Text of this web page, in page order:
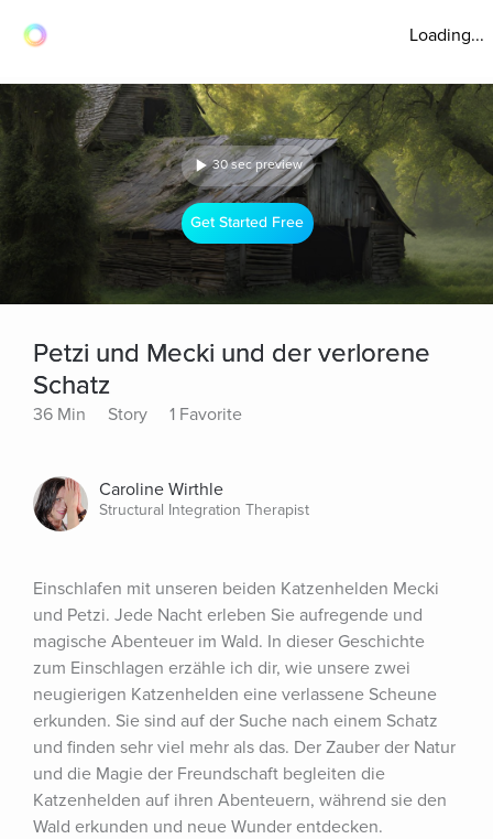
Loading...
30 sec preview
Get Started Free
Petzi und Mecki und der verlorene
Schatz
36 Min Story 1 Favorite
Caroline Wirthle
Structural Integration Therapist
Einschlafen mit unseren beiden Katzenhelden Mecki
und Petzi. Jede Nacht erleben Sie aufregende und
magische Abenteuer im Wald. In dieser Geschichte
zum Einschlagen erzähle ich dir, wie unsere zwei
neugierigen Katzenhelden eine verlassene Scheune
erkunden. Sie sind auf der Suche nach einem Schatz
und finden sehr viel mehr als das. Der Zauber der Natur
und die Magie der Freundschaft begleiten die
Katzenhelden auf ihren Abenteuern, während sie den
Wald erkunden und neue Wunder entdecken.